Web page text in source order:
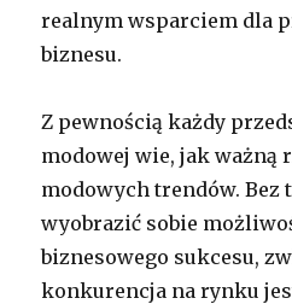
realnym wsparciem dla
biznesu.
Z pewnością każdy
modowej wie, jak ważną
modowych trendów. Bez
wyobrazić sobie
biznesowego sukcesu,
konkurencja na rynku